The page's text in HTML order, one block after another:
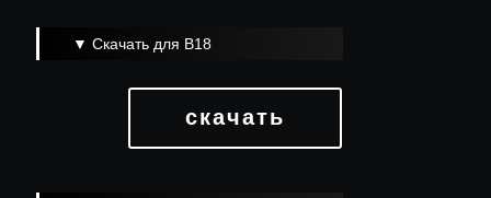
▼ Скачать для B18
скачать